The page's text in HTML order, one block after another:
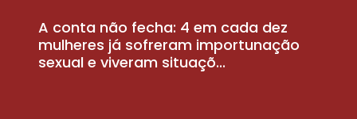
A conta não fecha: 4 em cada dez
mulheres já sofreram importunação
sexual e viveram situaçõ...